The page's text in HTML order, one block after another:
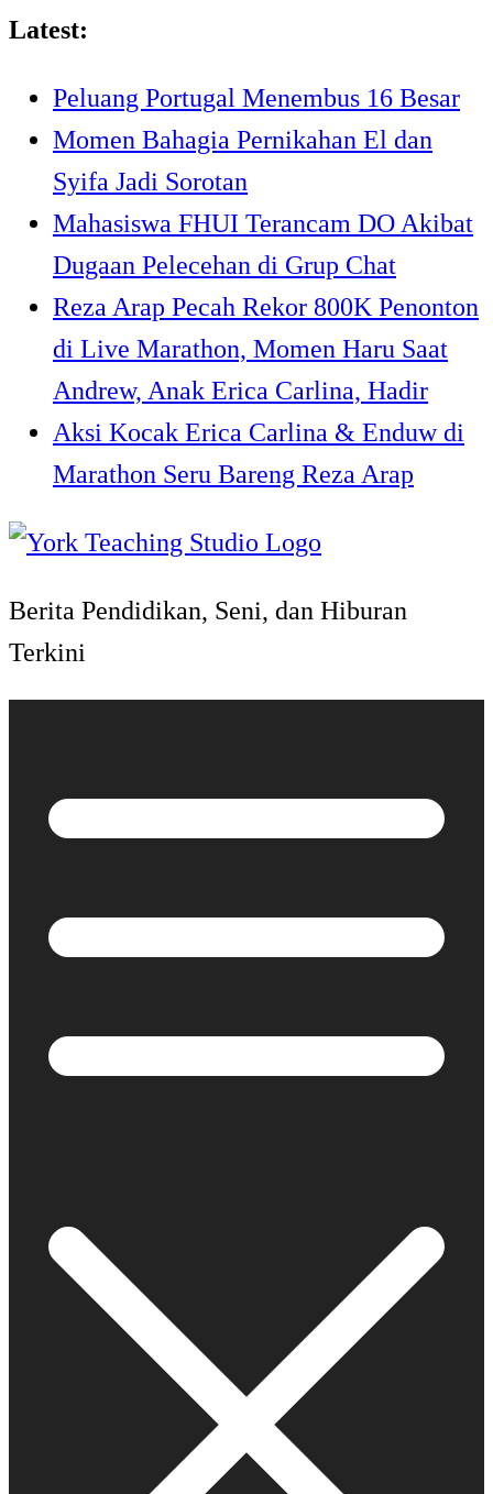
Skip
content
Latest:
Peluang Portugal Menembus 16 Besar
Momen Bahagia Pernikahan El dan
Syifa Jadi Sorotan
Mahasiswa FHUI Terancam DO Akibat
Dugaan Pelecehan di Grup Chat
Reza Arap Pecah Rekor 800K Penonton
di Live Marathon, Momen Haru Saat
Andrew, Anak Erica Carlina, Hadir
Aksi Kocak Erica Carlina & Enduw di
Marathon Seru Bareng Reza Arap
Berita Pendidikan, Seni, dan Hiburan
Terkini